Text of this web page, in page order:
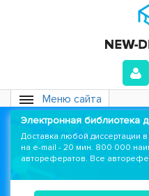
Меню сайта
Электронная библиотека
Доставка любой диссертации
на e-mail - 20 мин. 800 000
авторефератов. Все